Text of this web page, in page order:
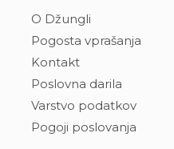
O Džungli
Pogosta vprašanja
Kontakt
Poslovna darila
Varstvo podatkov
Pogoji poslovanja